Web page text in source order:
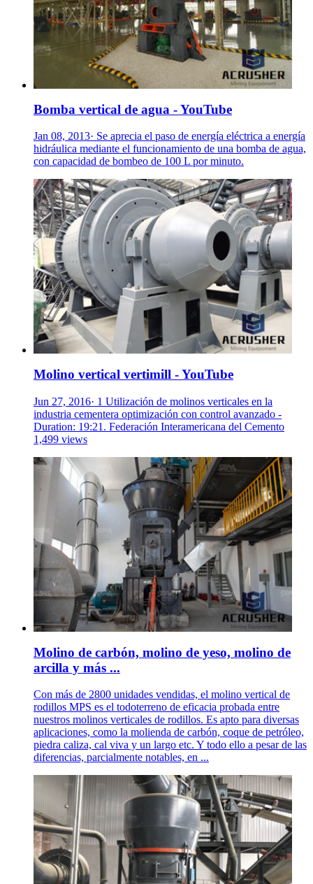
Bomba vertical de agua - YouTube
Jan 08, 2013· Se aprecia el paso de energía eléctrica a energía
hidráulica mediante el funcionamiento de una bomba de agua,
con capacidad de bombeo de 100 L por minuto.
Molino vertical vertimill - YouTube
Jun 27, 2016· 1 Utilización de molinos verticales en la
industria cementera optimización con control avanzado -
Duration: 19:21. Federación Interamericana del Cemento
1,499 views
Molino de carbón, molino de yeso, molino de
arcilla y más ...
Con más de 2800 unidades vendidas, el molino vertical de
rodillos MPS es el todoterreno de eficacia probada entre
nuestros molinos verticales de rodillos. Es apto para diversas
aplicaciones, como la molienda de carbón, coque de petróleo,
piedra caliza, cal viva y un largo etc. Y todo ello a pesar de las
diferencias, parcialmente notables, en ...